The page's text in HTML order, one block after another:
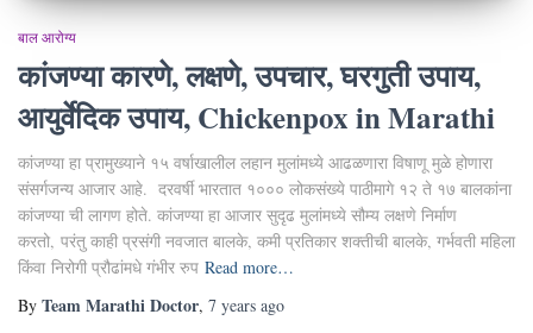
बाल आरोग्य
कांजण्या कारणे, लक्षणे, उपचार, घरगुती उपाय,
आयुर्वेदिक उपाय, Chickenpox in Marathi
कांजण्या हा प्रामुख्याने १५ वर्षाखालील लहान मुलांमध्ये आढळणारा विषाणू मुळे होणारा
संसर्गजन्य आजार आहे. दरवर्षी भारतात १००० लोकसंख्ये पाठीमागे १२ ते १७ बालकांना
कांजण्या ची लागण होते. कांजण्या हा आजार सुदृढ मुलांमध्ये सौम्य लक्षणे निर्माण
करतो, परंतु काही प्रसंगी नवजात बालके, कमी प्रतिकार शक्तीची बालके, गर्भवती महिला
किंवा निरोगी प्रौढांमधे गंभीर रुप Read more…
By Team Marathi Doctor, 7 years ago